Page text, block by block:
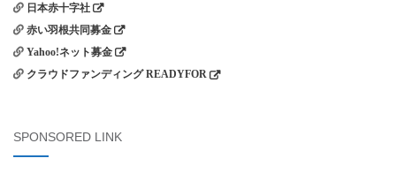
日本赤十字社
赤い羽根共同募金
Yahoo!ネット募金
クラウドファンディング READYFOR
SPONSORED LINK